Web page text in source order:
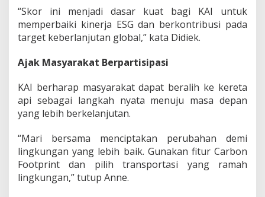
“Skor ini menjadi dasar kuat bagi KAI untuk
memperbaiki kinerja ESG dan berkontribusi pada
target keberlanjutan global,” kata Didiek.
Ajak Masyarakat Berpartisipasi
KAI berharap masyarakat dapat beralih ke kereta
api sebagai langkah nyata menuju masa depan
yang lebih berkelanjutan.
“Mari bersama menciptakan perubahan demi
lingkungan yang lebih baik. Gunakan fitur Carbon
Footprint dan pilih transportasi yang ramah
lingkungan,” tutup Anne.